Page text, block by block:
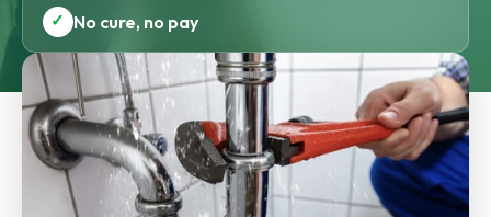
✓ No cure, no pay